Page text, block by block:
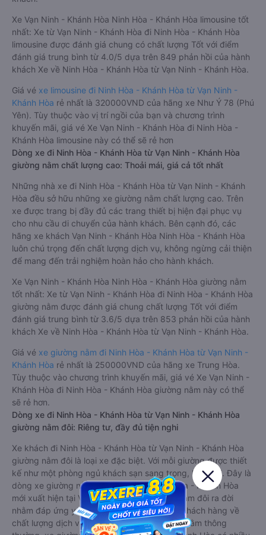
Xe Vạn Ninh - Khánh Hòa Ninh Hòa - Khánh Hòa limousine tốt
nhất: Xe từ Vạn Ninh - Khánh Hòa đi Ninh Hòa - Khánh Hòa
limousine được đánh giá chung có chất lượng Tốt với điểm
đánh giá trung bình từ 4.0/5 dựa trên 849 phản hồi của hành
khách Xe về Ninh Hòa - Khánh Hòa từ Vạn Ninh - Khánh Hòa.
Giá vé xe limousine đi Ninh Hòa - Khánh Hòa từ Vạn Ninh -
Khánh Hòa rẻ nhất là 320000VND của hãng xe Như Ý 78 (Phú
Yên). Tùy thuộc vào vị trí ngồi của bạn và chương trình
khuyến mãi, giá vé Xe Vạn Ninh - Khánh Hòa đi Ninh Hòa -
Khánh Hòa limousine này có thể sẽ rẻ hơn
Dòng xe đi Ninh Hòa - Khánh Hòa từ Vạn Ninh - Khánh Hòa
giường nằm chất lượng cao: Thoải mái, giá cả tốt nhất
Những nhà xe đi Ninh Hòa - Khánh Hòa từ Vạn Ninh - Khánh
Hòa đều sở hữu những xe giường nằm chất lượng cao. Trên
xe được trang bị đầy đủ các trang thiết bị hiện đại phục vụ
cho nhu cầu di chuyển của hành khách. Bên cạnh đó, các
hãng xe khách Vạn Ninh - Khánh Hòa Ninh Hòa - Khánh Hòa
luôn chú trọng đến chất lượng dịch vụ, không ngừng cải thiện
để mang đến trải nghiệm hoàn hảo cho hành khách.
Xe Vạn Ninh - Khánh Hòa Ninh Hòa - Khánh Hòa giường nằm
tốt nhất: Xe từ Vạn Ninh - Khánh Hòa đi Ninh Hòa - Khánh Hòa
giường nằm được đánh giá chung chất lượng Tốt với điểm
đánh giá trung bình từ 3.6/5 dựa trên 853 phản hồi của hành
khách Xe về Ninh Hòa - Khánh Hòa từ Vạn Ninh - Khánh Hòa.
Giá vé xe giường nằm đi Ninh Hòa - Khánh Hòa từ Vạn Ninh -
Khánh Hòa rẻ nhất là 250000VND của hãng xe Trung Hòa.
Tùy thuộc vào chương trình khuyến mãi, giá vé Xe Vạn Ninh -
Khánh Hòa đi Ninh Hòa - Khánh Hòa giường nằm này có thể
sẽ rẻ hơn.
Dòng xe đi Ninh Hòa - Khánh Hòa từ Vạn Ninh - Khánh Hòa
giường nằm đôi: Riêng tư, đầy đủ tiện nghi
Xe khách đi Ninh Hòa - Khánh Hòa từ Vạn Ninh - Khánh Hòa
giường nằm đôi là loại xe đặc biệt. Với mỗi giường được thiết
kế như một phòng ngủ khách sạn sang trọng, hiện đại. Đây là
dòng xe giường nằm cho cặp đôi đi Ninh Hòa - Khánh Hòa
mới xuất hiện tại Việt Nam. Loại xe giường nằm đôi ra đời
nhằm đáp ứng yêu cầu ngày càng cao của khách hàng về
chất lượng dịch vụ vận tải. So với xe giường nằm thông